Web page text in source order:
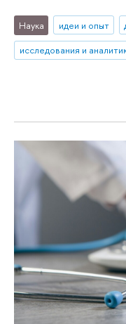
Наука идеи и опыт
исследования и